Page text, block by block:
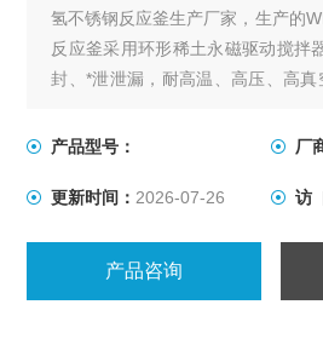
氢不锈钢反应釜生产厂家，生产的
反应釜采用环形稀土永磁驱动搅拌
封、*泄泄漏，耐高温、高压、高
点，是实验室进行加氢或其他要求
产品型号： 厂
更新时间： 2026-07-26 访
产品咨询